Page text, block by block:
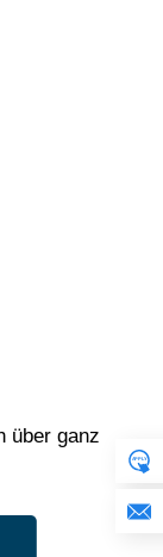
über ganz